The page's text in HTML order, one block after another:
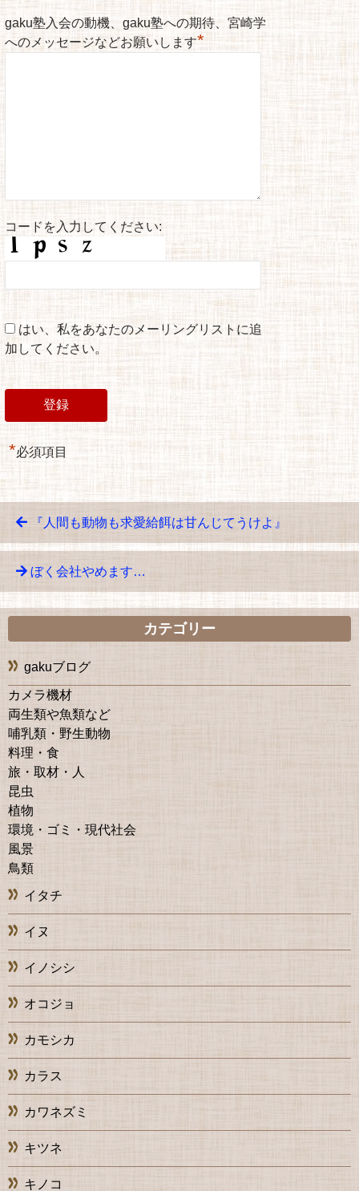
gaku塾入会の動機、gaku塾への期待、宮崎学
へのメッセージなどお願いします*
コードを入力してください:
はい、私をあなたのメーリングリストに追
加してください。
*必須項目
『人間も動物も求愛給餌は甘んじてうけよ』
ぼく会社やめます…
カテゴリー
gakuブログ
カメラ機材
両生類や魚類など
哺乳類・野生動物
料理・食
旅・取材・人
昆虫
植物
環境・ゴミ・現代社会
風景
鳥類
イタチ
イヌ
イノシシ
オコジョ
カモシカ
カラス
カワネズミ
キツネ
キノコ